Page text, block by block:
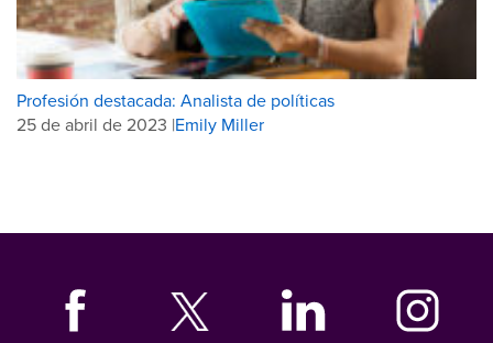
Profesión destacada: Analista de políticas
25 de abril de 2023 |Emily Miller